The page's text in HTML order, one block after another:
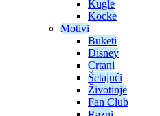
Kugle
Kocke
Motivi
Buketi
Disney
Crtani
Šetajući
Životinje
Fan Club